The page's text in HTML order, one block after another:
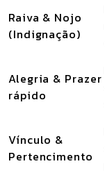
Raiva & Nojo
(Indignação)
Alegria & Prazer
rápido
Vínculo &
Pertencimento